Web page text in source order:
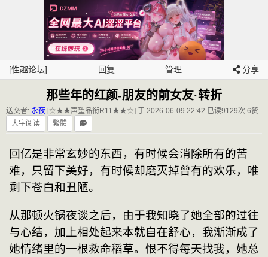
[性趣论坛] 回复 管理 分享
那些年的红颜-朋友的前女友·转折
送交者: 永夜 [☆★★声望品衔R11★★☆] 于 2026-06-09 22:42 已读9129次 6赞
大字阅读
繁體
回亿是非常玄妙的东西，有时候会消除所有的苦
难，只留下美好，有时候却磨灭掉曾有的欢乐，唯
剩下苍白和丑陋。
从那顿火锅夜谈之后，由于我知晓了她全部的过往
与心结，加上相处起来本就自在舒心，我渐渐成了
她情绪里的一根救命稻草。恨不得每天找我，她总